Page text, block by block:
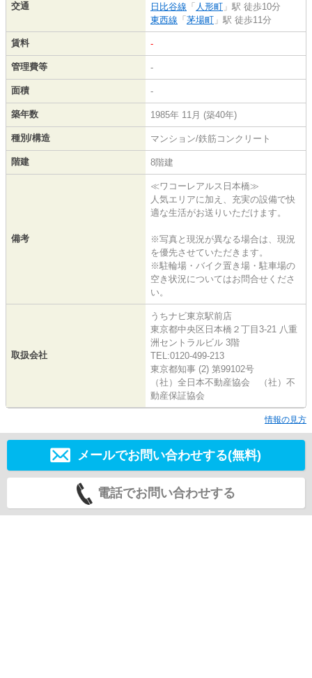
交通
日比谷線 「 人形町 」駅 徒歩10分
東西線 「 茅場町 」駅 徒歩11分
賃料 -
管理費等 -
面積 -
築年数 1985年 11月 (築40年)
種別/構造 マンション/鉄筋コンクリート
階建 8階建
備考
≪ワコーレアルス日本橋≫
人気エリアに加え、充実の設備で快
適な生活がお送りいただけます。
※写真と現況が異なる場合は、現況
を優先させていただきます。
※駐輪場・バイク置き場・駐車場の
空き状況についてはお問合せくださ
い。
取扱会社
うちナビ東京駅前店
東京都中央区日本橋２丁目3-21 八重
洲セントラルビル 3階
TEL:0120-499-213
東京都知事 (2) 第99102号
（社）全日本不動産協会 （社）不
動産保証協会
情報の見方
メールでお問い合わせする(無料)
電話でお問い合わせする